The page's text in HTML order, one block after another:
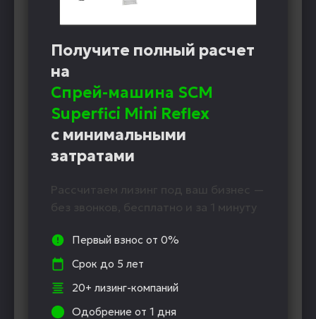
Получите полный расчет
на
Спрей-машина SCM
Superfici Mini Reflex
с минимальными
затратами
Рассчитаем лизинг под ваш бизнес —
без звонков, бесплатно и за 1 минуту
Первый взнос от 0%
Срок до 5 лет
20+ лизинг-компаний
Одобрение от 1 дня